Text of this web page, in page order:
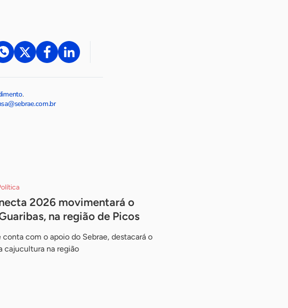
.
2026 movimentará o
na região de Picos
conta com o apoio do Sebrae, destacará o
cajucultura na região